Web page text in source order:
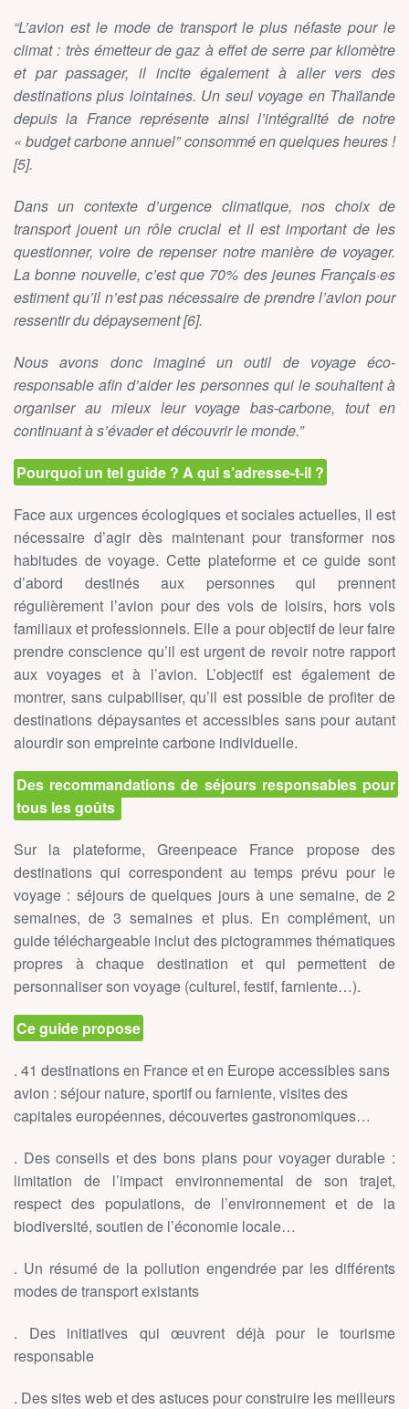
“L’avion est le mode de transport le plus néfaste pour le
climat : très émetteur de gaz à effet de serre par kilomètre
et par passager, il incite également à aller vers des
destinations plus lointaines. Un seul voyage en Thaïlande
depuis la France représente ainsi l’intégralité de notre
« budget carbone annuel” consommé en quelques heures !
[5].
Dans un contexte d’urgence climatique, nos choix de
transport jouent un rôle crucial et il est important de les
questionner, voire de repenser notre manière de voyager.
La bonne nouvelle, c’est que 70% des jeunes Français·es
estiment qu’il n’est pas nécessaire de prendre l’avion pour
ressentir du dépaysement [6].
Nous avons donc imaginé un outil de voyage éco-
responsable afin d’aider les personnes qui le souhaitent à
organiser au mieux leur voyage bas-carbone, tout en
continuant à s’évader et découvrir le monde.”
Pourquoi un tel guide ? A qui s’adresse-t-il ?
Face aux urgences écologiques et sociales actuelles, il est
nécessaire d’agir dès maintenant pour transformer nos
habitudes de voyage. Cette plateforme et ce guide sont
d’abord destinés aux personnes qui prennent
régulièrement l’avion pour des vols de loisirs, hors vols
familiaux et professionnels. Elle a pour objectif de leur faire
prendre conscience qu’il est urgent de revoir notre rapport
aux voyages et à l’avion. L’objectif est également de
montrer, sans culpabiliser, qu’il est possible de profiter de
destinations dépaysantes et accessibles sans pour autant
alourdir son empreinte carbone individuelle.
Des recommandations de séjours responsables pour
tous les goûts
Sur la plateforme, Greenpeace France propose des
destinations qui correspondent au temps prévu pour le
voyage : séjours de quelques jours à une semaine, de 2
semaines, de 3 semaines et plus. En complément, un
guide téléchargeable inclut des pictogrammes thématiques
propres à chaque destination et qui permettent de
personnaliser son voyage (culturel, festif, farniente…).
Ce guide propose
. 41 destinations en France et en Europe accessibles sans
avion : séjour nature, sportif ou farniente, visites des
capitales européennes, découvertes gastronomiques…
. Des conseils et des bons plans pour voyager durable :
limitation de l’impact environnemental de son trajet,
respect des populations, de l’environnement et de la
biodiversité, soutien de l’économie locale…
. Un résumé de la pollution engendrée par les différents
modes de transport existants
. Des initiatives qui œuvrent déjà pour le tourisme
responsable
. Des sites web et des astuces pour construire les meilleurs